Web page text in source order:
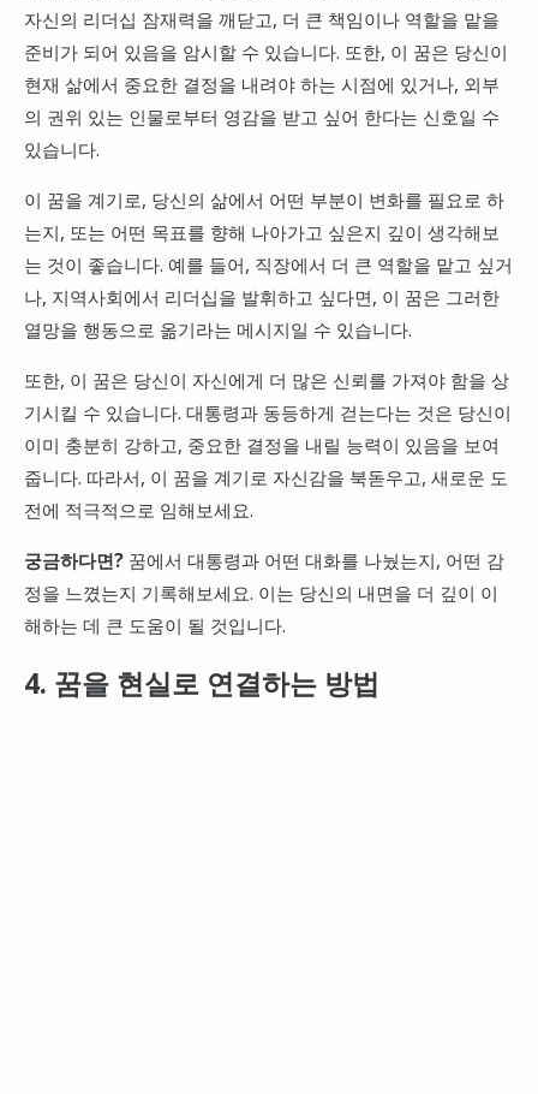
자신의 리더십 잠재력을 깨닫고, 더 큰 책임이나 역할을 맡을
준비가 되어 있음을 암시할 수 있습니다. 또한, 이 꿈은 당신이
현재 삶에서 중요한 결정을 내려야 하는 시점에 있거나, 외부
의 권위 있는 인물로부터 영감을 받고 싶어 한다는 신호일 수
있습니다.
이 꿈을 계기로, 당신의 삶에서 어떤 부분이 변화를 필요로 하
는지, 또는 어떤 목표를 향해 나아가고 싶은지 깊이 생각해보
는 것이 좋습니다. 예를 들어, 직장에서 더 큰 역할을 맡고 싶거
나, 지역사회에서 리더십을 발휘하고 싶다면, 이 꿈은 그러한
열망을 행동으로 옮기라는 메시지일 수 있습니다.
또한, 이 꿈은 당신이 자신에게 더 많은 신뢰를 가져야 함을 상
기시킬 수 있습니다. 대통령과 동등하게 걷는다는 것은 당신이
이미 충분히 강하고, 중요한 결정을 내릴 능력이 있음을 보여
줍니다. 따라서, 이 꿈을 계기로 자신감을 북돋우고, 새로운 도
전에 적극적으로 임해보세요.
궁금하다면?꿈에서 대통령과 어떤 대화를 나눴는지, 어떤 감
정을 느꼈는지 기록해보세요. 이는 당신의 내면을 더 깊이 이
해하는 데 큰 도움이 될 것입니다.
4. 꿈을 현실로 연결하는 방법